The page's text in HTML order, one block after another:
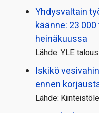
Yhdysvaltain
käänne: 23
heinäkuussa
Lähde: YLE talous
Iskikö
ennen
Lähde: